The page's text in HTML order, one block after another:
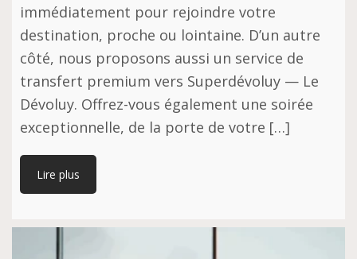
immédiatement pour rejoindre votre
destination, proche ou lointaine. D’un autre
côté, nous proposons aussi un service de
transfert premium vers Superdévoluy — Le
Dévoluy. Offrez-vous également une soirée
exceptionnelle, de la porte de votre […]
Lire plus